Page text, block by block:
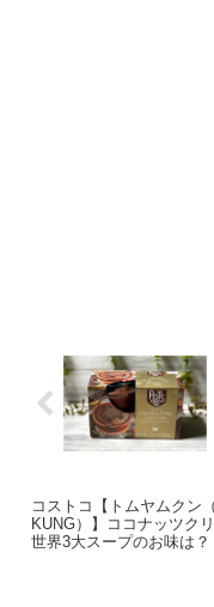
コストコ【トムヤムクン
KUNG）】ココナッツク
世界3大スープのお味は？